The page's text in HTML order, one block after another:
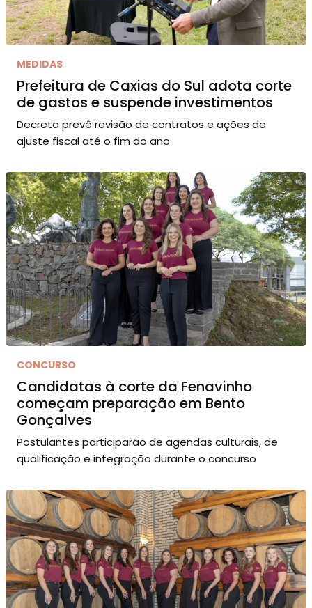
MEDIDAS
Prefeitura de Caxias do Sul adota corte
de gastos e suspende investimentos
Decreto prevê revisão de contratos e ações de
ajuste fiscal até o fim do ano
CONCURSO
Candidatas à corte da Fenavinho
começam preparação em Bento
Gonçalves
Postulantes participarão de agendas culturais, de
qualificação e integração durante o concurso